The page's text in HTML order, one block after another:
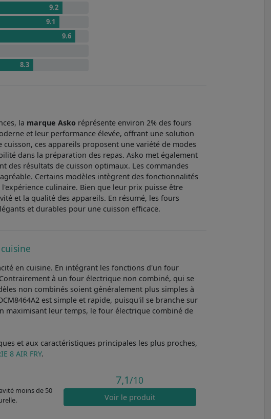
9.2
9.1
9.6
8.3
la marque Asko réprésente environ 2% des fours
et leur performance élevée, offrant une solution
ces appareils proposent une variété de modes
dans la préparation des repas. Asko met également
des résultats de cuisson optimaux. Les commandes
Certains modèles intègrent des fonctionnalités
culinaire. Bien que leur prix puisse être
et la qualité des appareils. En résumé, les fours
et durables pour une cuisson efficace.
en cuisine. En intégrant les fonctions d'un four
à un four électrique non combiné, qui se
non combinés soient généralement plus simples à
est simple et rapide, puisqu'il se branche sur
maximisant leur temps, le four électrique combiné de
et aux caractéristiques principales les plus proches,
8 AIR FRY.
moins de 50
7,1/10
Voirle produit